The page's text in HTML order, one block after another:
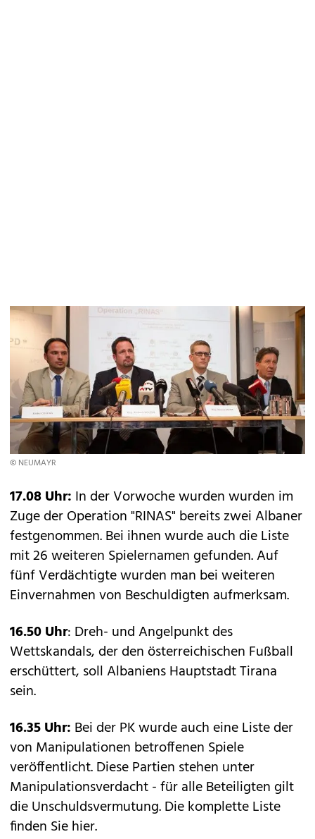
© NEUMAYR
17.08 Uhr: In der Vorwoche wurden wurden im
Zuge der Operation "RINAS" bereits zwei Albaner
festgenommen. Bei ihnen wurde auch die Liste
mit 26 weiteren Spielernamen gefunden. Auf
fünf Verdächtigte wurden man bei weiteren
Einvernahmen von Beschuldigten aufmerksam.
16.50 Uhr: Dreh- und Angelpunkt des
Wettskandals, der den österreichischen Fußball
erschüttert, soll Albaniens Hauptstadt Tirana
sein.
16.35 Uhr: Bei der PK wurde auch eine Liste der
von Manipulationen betroffenen Spiele
veröffentlicht. Diese Partien stehen unter
Manipulationsverdacht - für alle Beteiligten gilt
die Unschuldsvermutung.Die komplette Liste
finden Sie hier.